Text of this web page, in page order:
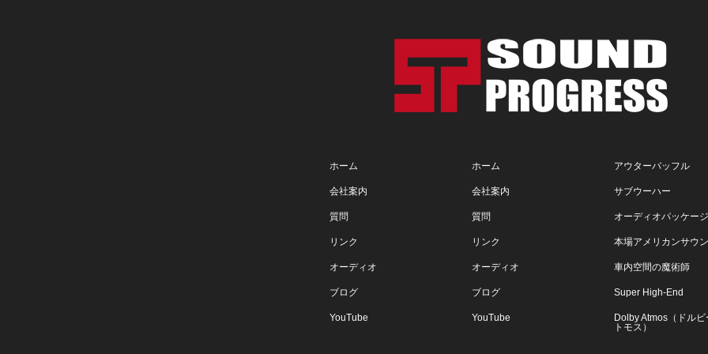
ホーム
会社案内
質問
リンク
オーディオ
ブログ
YouTube
ホーム
会社案内
質問
リンク
オーディオ
ブログ
YouTube
アウターバッフル
サブウーハー
オーディオパッケージ
本場アメリカンサウ
車内空間の魔術師
Super High-End
Dolby Atmos（ドルビ
トモス）